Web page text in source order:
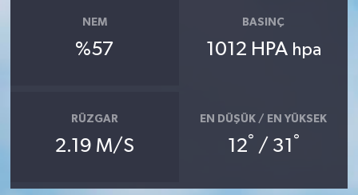
NEM
%57
BASINÇ
1012 HPA hpa
RÜZGAR
2.19 M/S
EN DÜŞÜK / EN YÜKSEK
12° / 31 °